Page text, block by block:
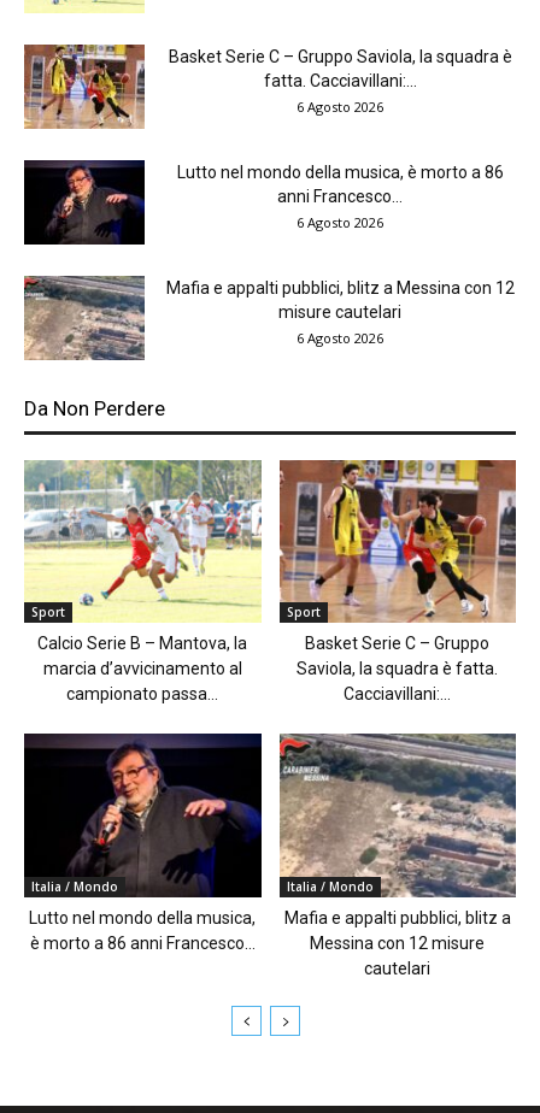
Basket Serie C – Gruppo Saviola, la squadra è
fatta. Cacciavillani:...
6 Agosto 2026
Lutto nel mondo della musica, è morto a 86
anni Francesco...
6 Agosto 2026
Mafia e appalti pubblici, blitz a Messina con 12
misure cautelari
6 Agosto 2026
Da Non Perdere
Sport
Calcio Serie B – Mantova, la
marcia d’avvicinamento al
campionato passa...
Sport
Basket Serie C – Gruppo
Saviola, la squadra è fatta.
Cacciavillani:...
Italia / Mondo
Lutto nel mondo della musica,
è morto a 86 anni Francesco...
Italia / Mondo
Mafia e appalti pubblici, blitz a
Messina con 12 misure
cautelari